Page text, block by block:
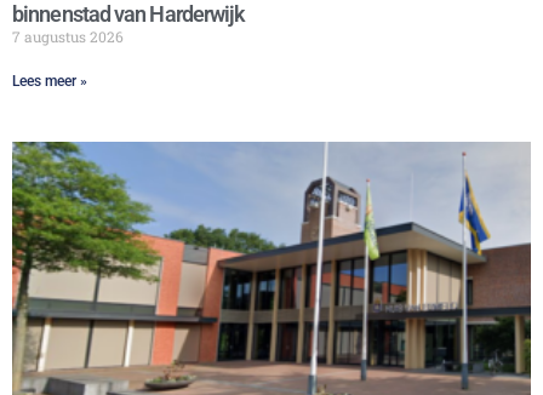
binnenstad van Harderwijk
7 augustus 2026
Lees meer »